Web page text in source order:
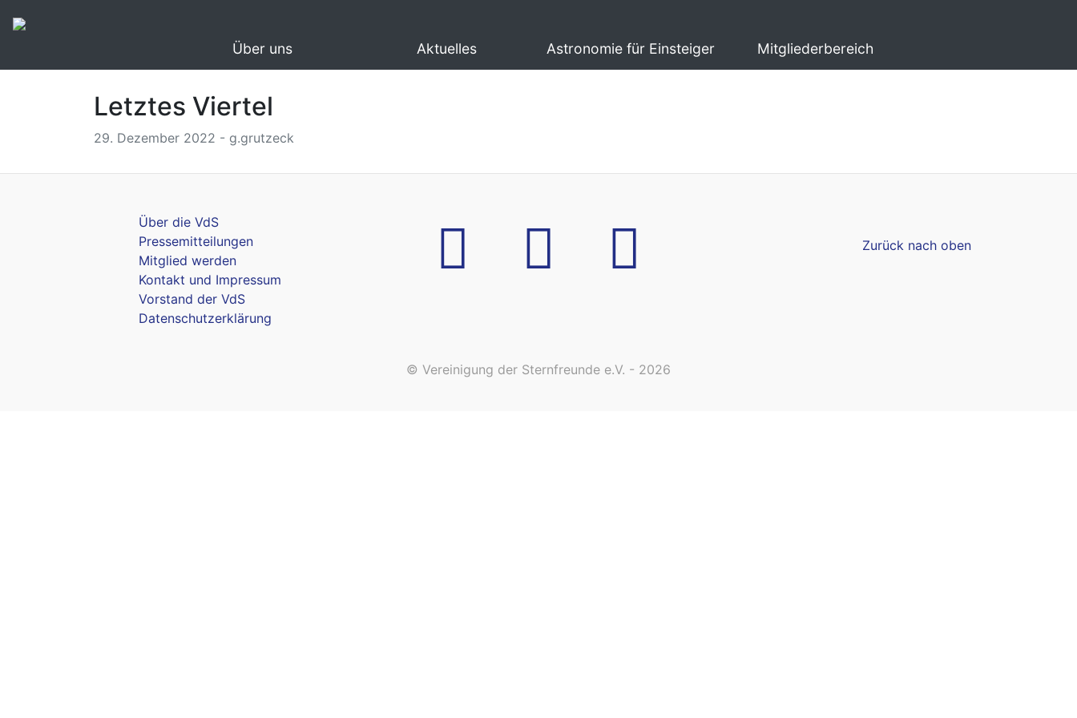
Über uns Aktuelles Astronomie für Einsteiger Mitgliederbereich
Letztes Viertel
29. Dezember 2022 - g.grutzeck
Über die VdS
Pressemitteilungen
Mitglied werden
Kontakt und Impressum
Vorstand der VdS
Datenschutzerklärung
Zurück nach oben
© Vereinigung der Sternfreunde e.V. - 2026